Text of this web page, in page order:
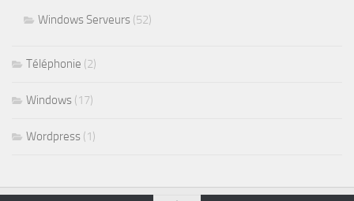
Windows Serveurs (52)
Téléphonie (2)
Windows (17)
Wordpress (1)